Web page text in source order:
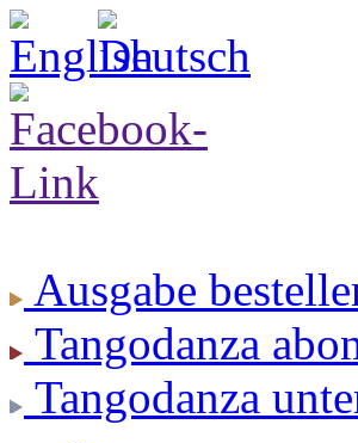
Ausgabe
Tangodanza
Tangodanza